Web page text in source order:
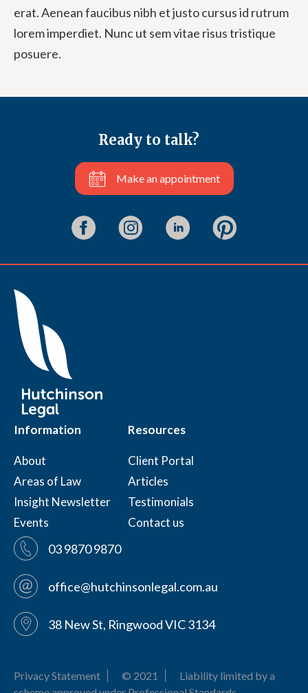
erat. Aenean faucibus nibh et justo cursus id rutrum
lorem imperdiet. Nunc ut sem vitae risus tristique
posuere.
Ready to talk?
Make an appointment
Information Resources
About
Client Portal
Areas of Law
Articles
Insight Newsletter
Testimonials
Events
Contact us
03 9870 9870
office@hutchinsonlegal.com.au
38 New St, Ringwood VIC 3134
Privacy Statement © 2021
Liability limited by a